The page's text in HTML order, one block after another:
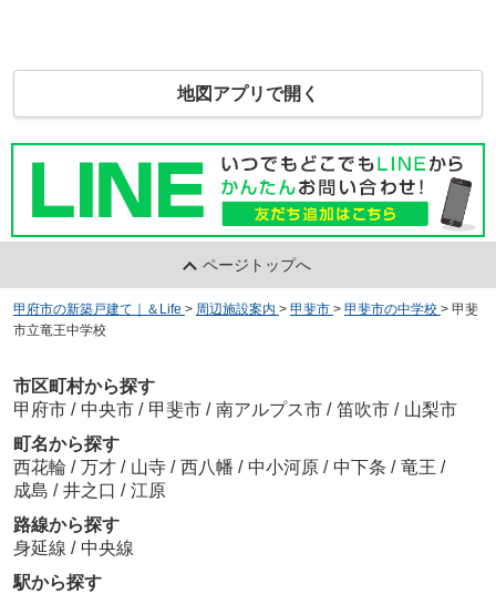
地図アプリで開く
ページトップへ
甲府市の新築戸建て｜＆Life > 周辺施設案内 > 甲斐市 > 甲斐市の中学校 > 甲斐
市立竜王中学校
市区町村から探す
甲府市 / 中央市 / 甲斐市 / 南アルプス市 / 笛吹市 / 山梨市
町名から探す
西花輪 / 万才 / 山寺 / 西八幡 / 中小河原 / 中下条 / 竜王 /
成島 / 井之口 / 江原
路線から探す
身延線 / 中央線
駅から探す